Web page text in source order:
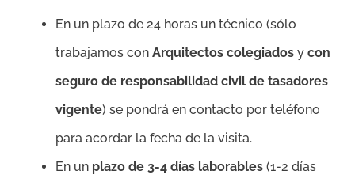
En un plazo de 24 horas un técnico (sólo
trabajamos con Arquitectos colegiados y con
seguro de responsabilidad civil de tasadores
vigente) se pondrá en contacto por teléfono
para acordar la fecha de la visita.
En un plazo de 3-4 días laborables (1-2 días